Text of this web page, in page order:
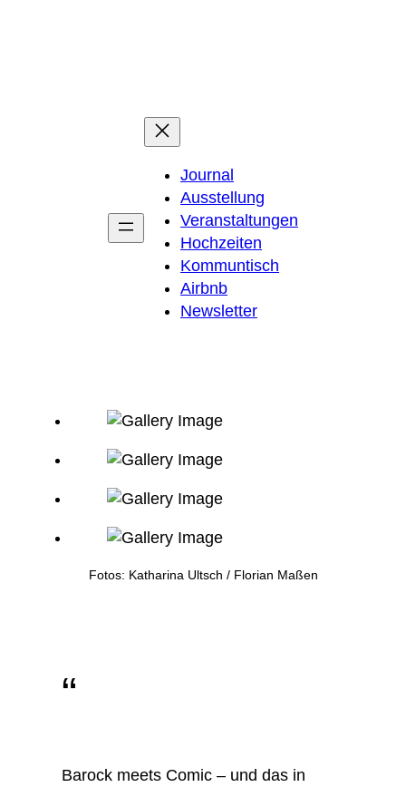
Journal
Ausstellung
Veranstaltungen
Hochzeiten
Kommuntisch
Airbnb
Newsletter
Fotos: Katharina Ultsch / Florian Maßen
“
Barock meets Comic – und das in